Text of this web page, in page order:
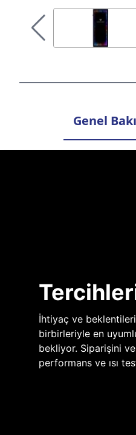
Genel
İhtiyaç ve
birbirleriyle en
bekliyor. Siparişini
performans ve ısı